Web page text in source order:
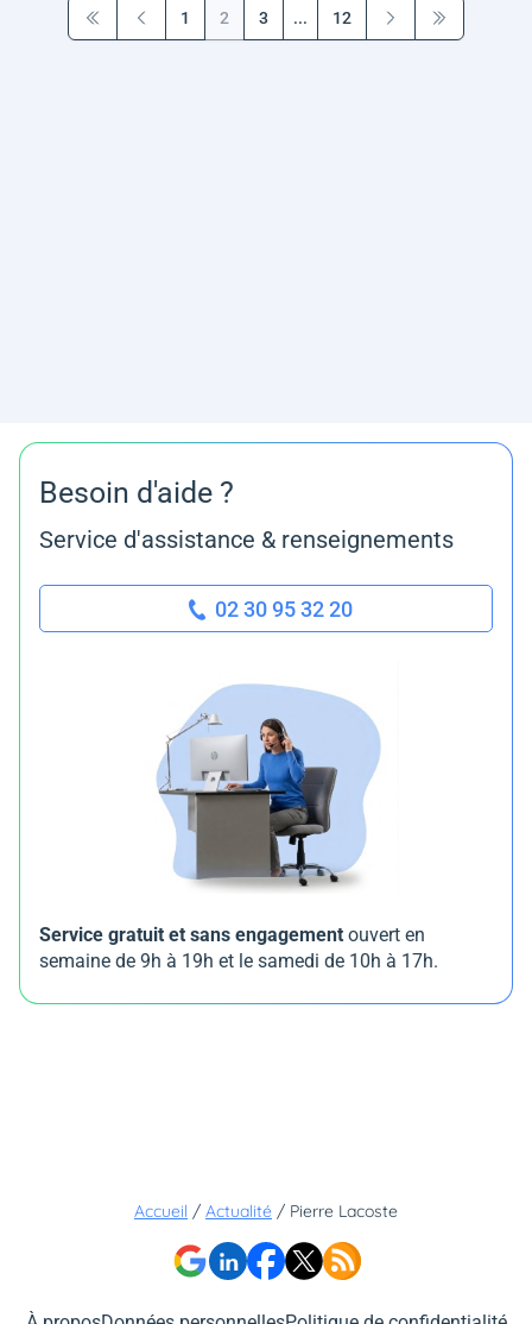
Première page
Précédent
1 2 3 ... 12
SuivantDernière
Besoin d'aide ?
Service d'assistance & renseignements
02 30 95 32 20
Service gratuit et sans engagement ouvert en
semaine de 9h à 19h et le samedi de 10h à 17h.
Accueil / Actualité / Pierre Lacoste